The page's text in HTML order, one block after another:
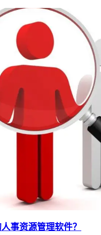
事资源管理软件？